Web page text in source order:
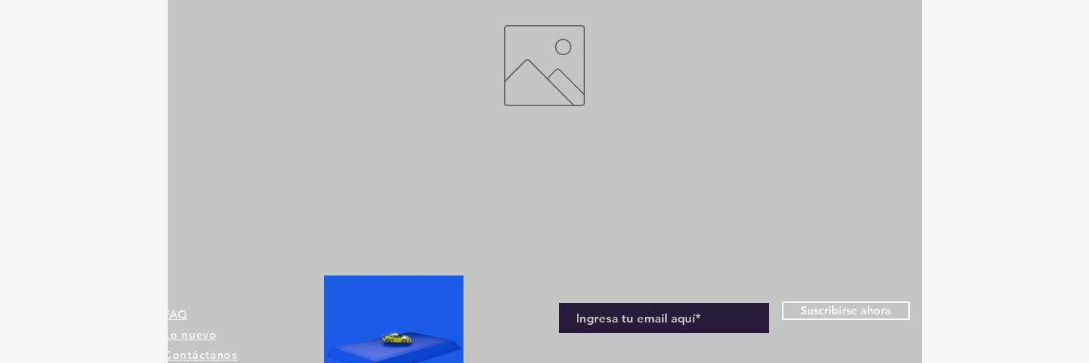
FAQ
Lo nuevo
Contáctanos
Suscribirse ahora